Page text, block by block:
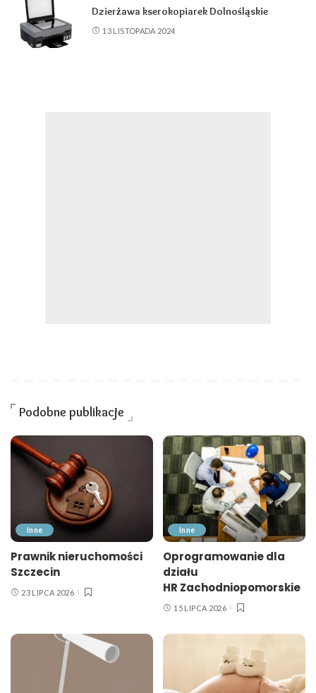
Dzierżawa kserokopiarek Dolnośląskie
13 LISTOPADA 2024
Podobne publikacje
Inne
Prawnik nieruchomości
Szczecin
23 LIPCA 2026
Inne
Oprogramowanie dla
działu
HR Zachodniopomorskie
15 LIPCA 2026